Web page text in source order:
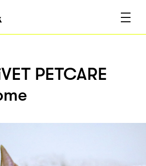
PETCARE